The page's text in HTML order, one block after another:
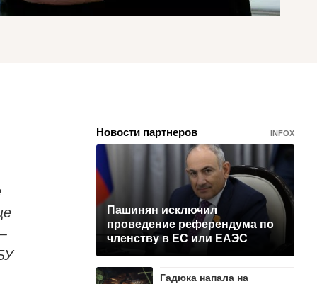
Новости партнеров INFOX
Пашинян исключил
проведение референдума по
членству в ЕС или ЕАЭС
Гадюка напала на